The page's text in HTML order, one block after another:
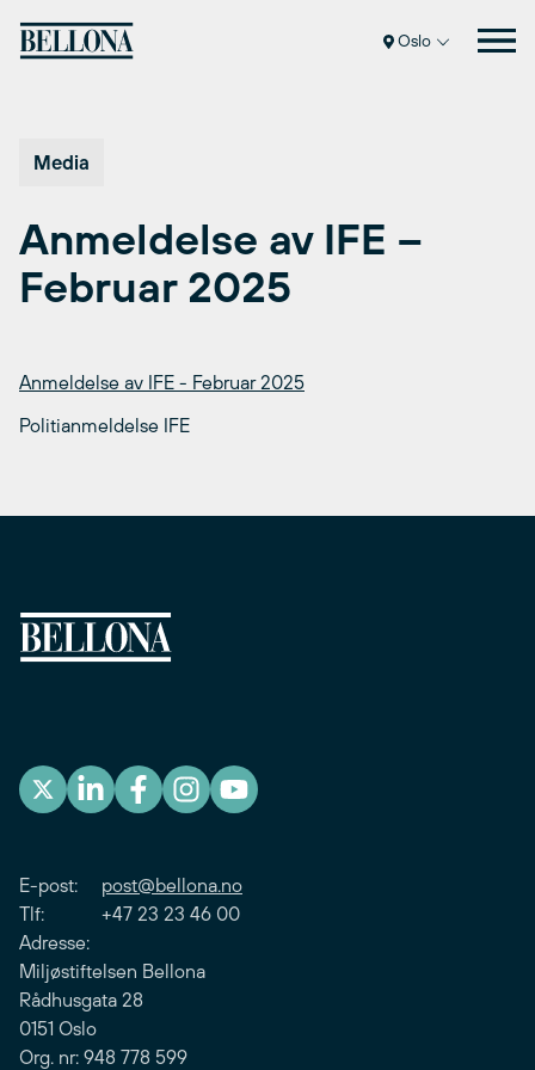
Oslo
Media
Anmeldelse av IFE –
Februar 2025
Anmeldelse av IFE - Februar 2025
Politianmeldelse IFE
E-post: post@bellona.no
Tlf: +47 23 23 46 00
Adresse:
Miljøstiftelsen Bellona
Rådhusgata 28
0151 Oslo
Org. nr: 948 778 599